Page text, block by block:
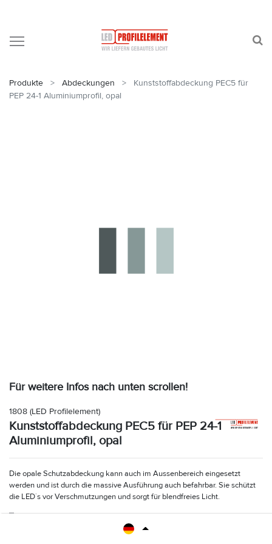
Produkte Abdeckungen
Kunststoffabdeckung PEC5 für
PEP 24-1 Aluminiumprofil, opal
Für weitere Infos nach unten scrollen!
1808 (LED Profilelement)
Kunststoffabdeckung PEC5 für PEP 24-1
Aluminiumprofil, opal
Die opale Schutzabdeckung kann auch im Aussenbereich eingesetzt
werden und ist durch die massive Ausführung auch befahrbar. Sie schützt
die LED´s vor Verschmutzungen und sorgt für blendfreies Licht.